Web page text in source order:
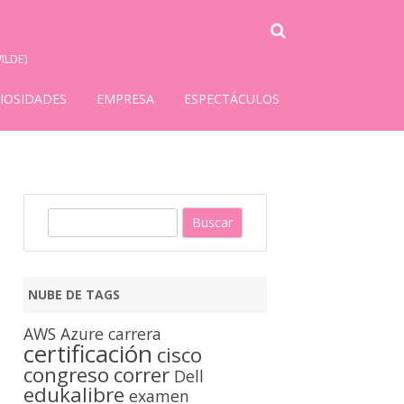
EMPRESA ESPECTÁCULOS
a
r
NUBE DE TAGS
AWS Azure carrera
certificación cisco
congreso correr Dell
edukalibre examen